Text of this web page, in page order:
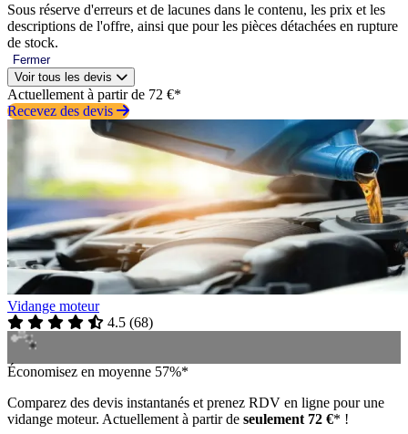
Sous réserve d'erreurs et de lacunes dans le contenu, les prix et les
descriptions de l'offre, ainsi que pour les pièces détachées en rupture
de stock.
Fermer
Voir tous les devis
Actuellement à partir de 72 €*
Recevez des devis
Vidange moteur
4.5 (68)
Économisez en moyenne 57%*
Comparez des devis instantanés et prenez RDV en ligne pour une
vidange moteur. Actuellement à partir de seulement 72 €* !